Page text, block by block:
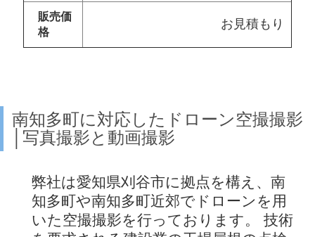
販売価
格
お見積もり
南知多町に対応したドローン空撮撮影
│写真撮影と動画撮影
弊社は愛知県刈谷市に拠点を構え、南
知多町や南知多町近郊でドローンを用
いた空撮撮影を行っております。 技術